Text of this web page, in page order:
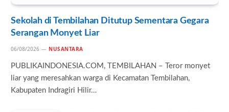
Sekolah di Tembilahan Ditutup Sementara Gegara
Serangan Monyet Liar
06/08/2026 NUSANTARA
PUBLIKAINDONESIA.COM, TEMBILAHAN – Teror monyet
liar yang meresahkan warga di Kecamatan Tembilahan,
Kabupaten Indragiri Hilir…